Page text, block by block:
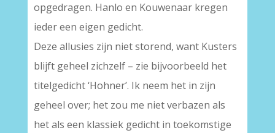
opgedragen. Hanlo en Kouwenaar kregen
ieder een eigen gedicht.
Deze allusies zijn niet storend, want Kusters
blijft geheel zichzelf – zie bijvoorbeeld het
titelgedicht ‘Hohner’. Ik neem het in zijn
geheel over; het zou me niet verbazen als
het als een klassiek gedicht in toekomstige